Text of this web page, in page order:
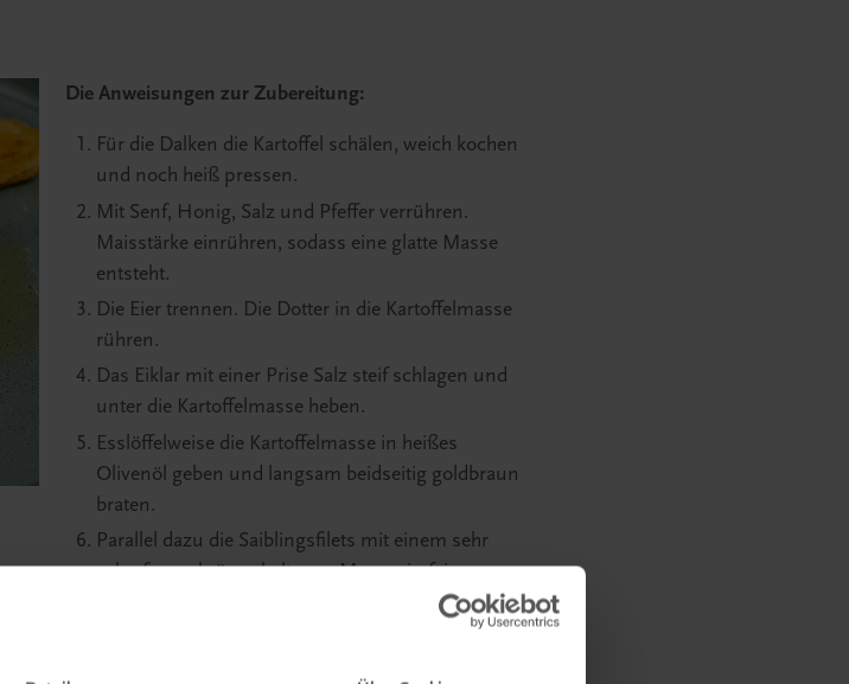
Die Anweisungen zur Zubereitung:
Für die Dalken die Kartoffel schälen, weich kochen
und noch heiß pressen.
Mit Senf, Honig, Salz und Pfeffer verrühren.
Maisstärke einrühren, sodass eine glatte Masse
entsteht.
Die Eier trennen. Die Dotter in die Kartoffelmasse
rühren.
Das Eiklar mit einer Prise Salz steif schlagen und
unter die Kartoffelmasse heben.
Esslöffelweise die Kartoffelmasse in heißes
Olivenöl geben und langsam beidseitig goldbraun
braten.
Parallel dazu die Saiblingsfilets mit einem sehr
scharfen, schräg gehaltenen Messer in feine
Scheiben schneiden und diese mit Olivenöl
marinieren. Fleur de Sel darüberstreuen. Ca. 10